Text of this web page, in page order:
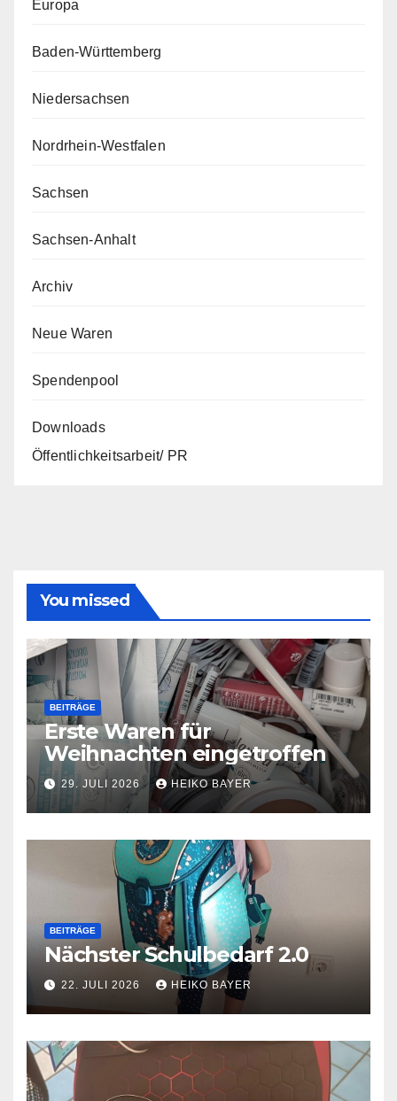
Europa
Baden-Württemberg
Niedersachsen
Nordrhein-Westfalen
Sachsen
Sachsen-Anhalt
Archiv
Neue Waren
Spendenpool
Downloads
Öffentlichkeitsarbeit/ PR
You missed
BEITRÄGE
Erste Waren für
Weihnachten eingetroffen
29. JULI 2026 HEIKO BAYER
BEITRÄGE
Nächster Schulbedarf 2.0
22. JULI 2026 HEIKO BAYER